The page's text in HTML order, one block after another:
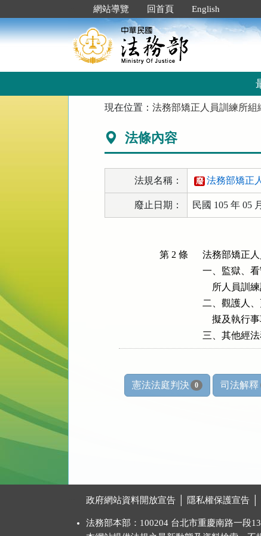
到
主
要
網站導覽 回首頁 English
現在位置：法務部矯正人員訓練所組
法條內容
法規名稱： 廢 法務部矯正
廢止日期： 民國 105 年 05
第 2 條
法務部矯正
一、監獄、
所人員訓
二、觀護人
擬及執行事
憲法法庭判決 0 司法解釋
政府網站資料開放宣告 隱私權保護宣告
法務部本部：100204 台北市重慶南路一段